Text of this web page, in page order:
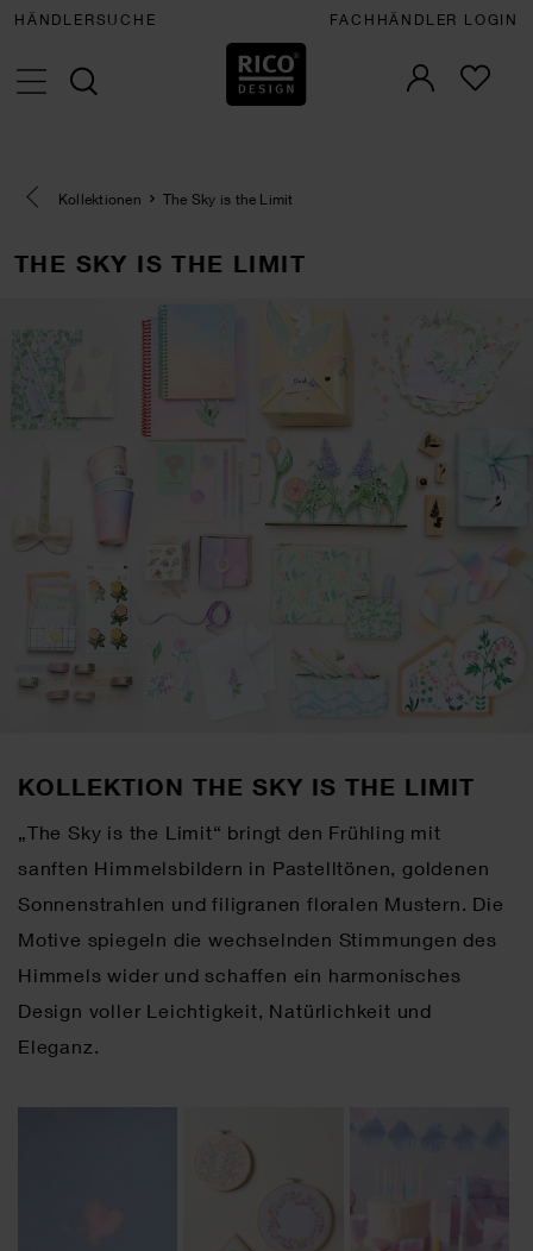
HÄNDLERSUCHE FACHHÄNDLER LOGIN
Eine Kategorie zurück navigieren
Kollektionen The Sky is the Limit
THE SKY IS THE LIMIT
KOLLEKTION THE SKY IS THE LIMIT
„The Sky is the Limit“ bringt den Frühling mit
sanften Himmelsbildern in Pastelltönen, goldenen
Sonnenstrahlen und filigranen floralen Mustern. Die
Motive spiegeln die wechselnden Stimmungen des
Himmels wider und schaffen ein harmonisches
Design voller Leichtigkeit, Natürlichkeit und
Eleganz.